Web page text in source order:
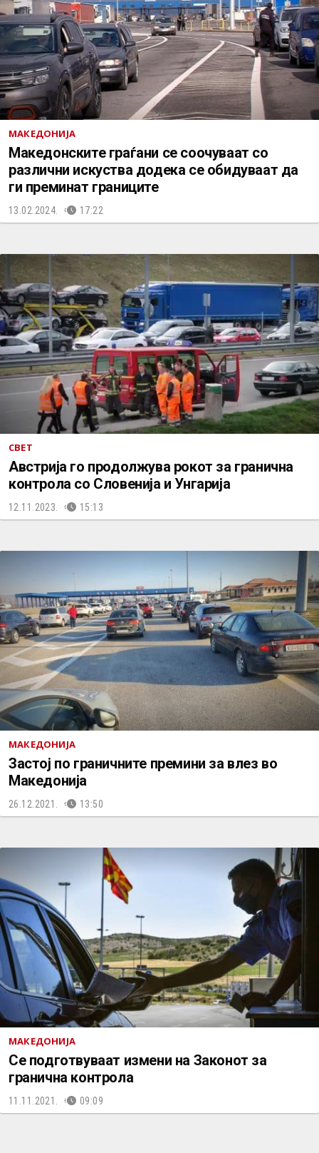
МАКЕДОНИЈА
Македонските граѓани се соочуваат со
различни искуства додека се обидуваат да
ги преминат границите
13.02.2024. 17:22
СВЕТ
Австрија го продолжува рокот за гранична
контрола со Словенија и Унгарија
12.11.2023. 15:13
МАКЕДОНИЈА
Застој по граничните премини за влез во
Македонија
26.12.2021. 13:50
МАКЕДОНИЈА
Се подготвуваат измени на Законот за
гранична контрола
11.11.2021. 09:09